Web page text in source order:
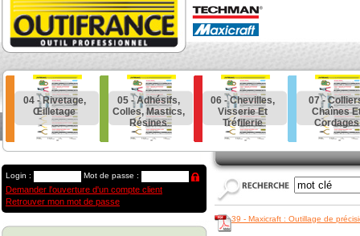
04 - Rivetage,
Œilletage
05 - Adhésifs,
Colles, Mastics,
Résines
06 - Chevilles,
Visserie Et
Tréfilerie
07 -
Chaînes
Cordages
Login : Mot de passe :
Demander l'ouverture d'un compte client
Retrouver mon mot de passe
39 - Maxicraft : Outillage de